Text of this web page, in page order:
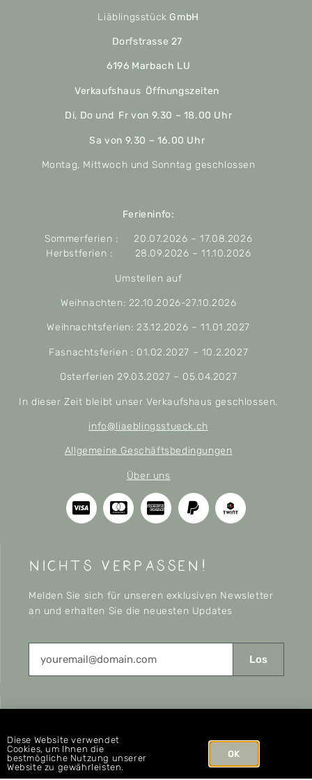
Liäblingsstück GmbH
Dorfstrasse 27
6196 Marbach LU
Verkaufshaus Öffnungszeiten
Di, Do und Fr von 9.30 – 18.00 Uhr
Sa von 9.30 – 16.00 Uhr
Montag, Mittwoch und Sonntag geschlossen
Ferieninfo:
Sommerferien : 20.07.2026 – 17.08.2026
Herbstferien : 28.09.2026 – 11.10.2026
Umstellen auf
Weihnachten: 22.10.2026-27.10.2026
Weihnachtsferien: 23.12.2026 – 11.01.2027
Fasnachtsferien : 01.02.2027 – 10.2.2027
Osterferien 29.03.2027 – 05.04.2027
In dieser Zeit bleibt unser Verkaufshaus geschlossen.
info@liaeblingsstueck.ch
Allgemeine Geschäftsbedingungen
Über uns
nichts verpassen!
Melden Sie sich für unseren exklusiven Newsletter
an und erhalten Sie die neuesten Updates
Los
CONNECT
Diese Website verwendet
Cookies, um Ihnen die
bestmögliche Nutzung unserer
Website zu gewährleisten.
OK